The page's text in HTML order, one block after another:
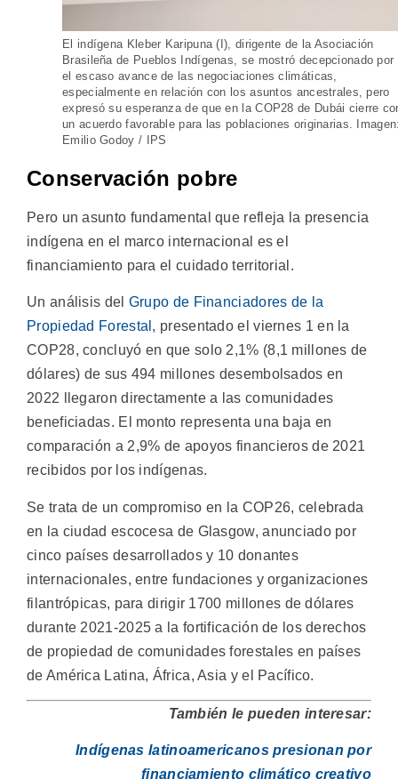
El indígena Kleber Karipuna (I), dirigente de la Asociación
Brasileña de Pueblos Indígenas, se mostró decepcionado por
el escaso avance de las negociaciones climáticas,
especialmente en relación con los asuntos ancestrales, pero
expresó su esperanza de que en la COP28 de Dubái cierre
un acuerdo favorable para las poblaciones originarias.
Emilio Godoy / IPS
Conservación pobre
Pero un asunto fundamental que refleja la presencia
indígena en el marco internacional es el
financiamiento para el cuidado territorial.
Un análisis del Grupo de Financiadores de la
Propiedad Forestal , presentado el viernes 1 en la
COP28, concluyó en que solo 2,1% (8,1 millones de
dólares) de sus 494 millones desembolsados en
2022 llegaron directamente a las comunidades
beneficiadas. El monto representa una baja en
comparación a 2,9% de apoyos financieros de 2021
recibidos por los indígenas.
Se trata de un compromiso en la COP26, celebrada
en la ciudad escocesa de Glasgow, anunciado por
cinco países desarrollados y 10 donantes
internacionales, entre fundaciones y organizaciones
filantrópicas, para dirigir 1700 millones de dólares
durante 2021-2025 a la fortificación de los derechos
de propiedad de comunidades forestales en países
de América Latina, África, Asia y el Pacífico.
También le pueden interesar:
Indígenas latinoamericanos presionan por
financiamiento climático creativo